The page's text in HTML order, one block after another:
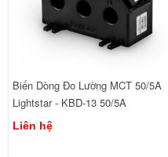
Biến Dòng Đo Lường MCT 50/5A
Lightstar - KBD-13 50/5A
Liên hệ